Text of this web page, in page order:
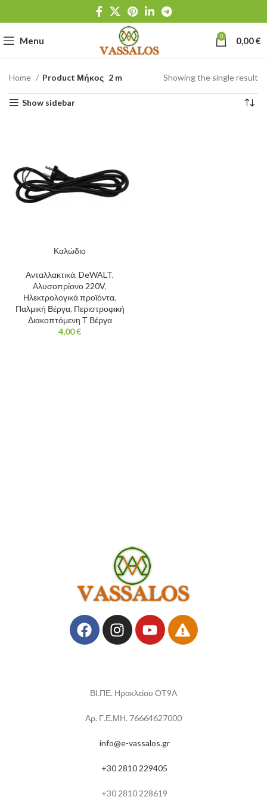
Menu 0 0,00€
Home Product Μήκος 2 m Showing the single result
Show sidebar
Καλώδιο
Ανταλλακτικά, DeWALT,
Αλυσοπρίονο 220V,
Ηλεκτρολογικά προϊόντα,
Παλμική Βέργα, Περιστροφική
Διακοπτόμενη Τ Βέργα
4,00€
ΒΙ.ΠΕ. Ηρακλείου ΟΤ9Α
Αρ. Γ.Ε.ΜΗ. 76664627000
info@e-vassalos.gr
+30 2810 229405
+30 2810 228619